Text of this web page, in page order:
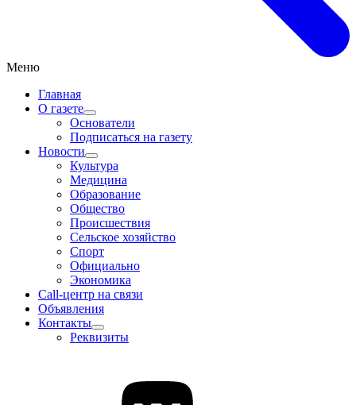
Меню
Главная
О газете
Основатели
Подписаться на газету
Новости
Культура
Медицина
Образование
Общество
Происшествия
Сельское хозяйство
Спорт
Официально
Экономика
Call-центр на связи
Объявления
Контакты
Реквизиты